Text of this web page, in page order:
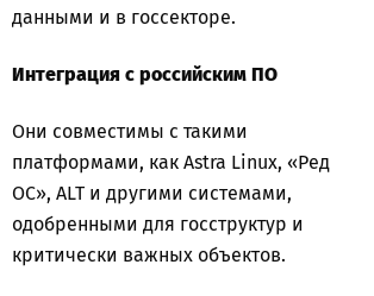
данными и в госсекторе.
Интеграция с российским ПО
Они совместимы с такими
платформами, как Astra Linux, «Ред
ОС», ALT и другими системами,
одобренными для госструктур и
критически важных объектов.